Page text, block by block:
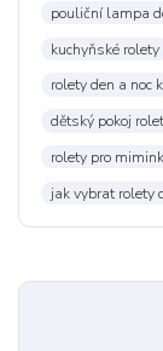
pouliční lampa
kuchyňské rolety
rolety den a noc
dětský pokoj
rolety pro
jak vybrat rolety